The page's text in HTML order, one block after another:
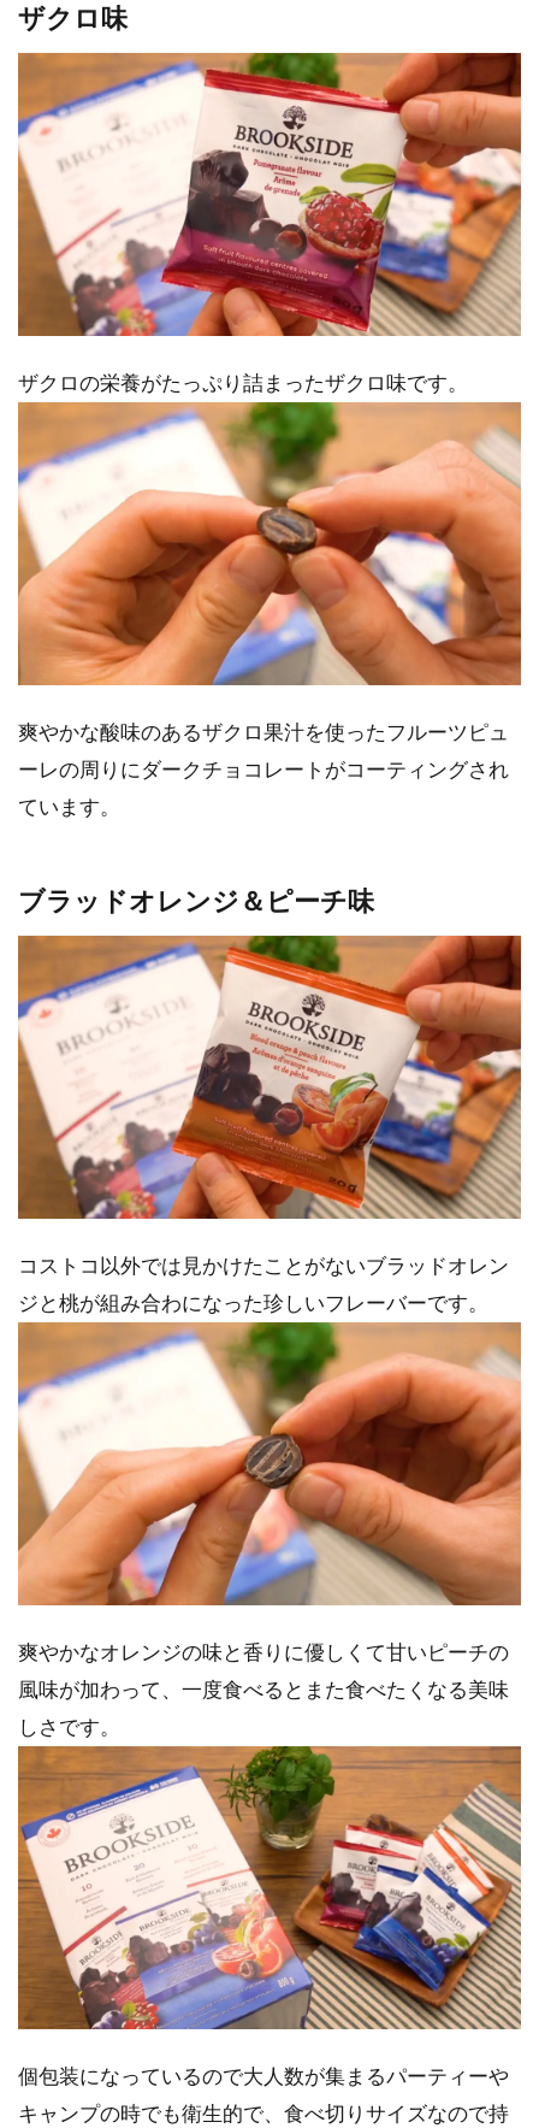
ザクロ味
ザクロの栄養がたっぷり詰まったザクロ味です。
爽やかな酸味のあるザクロ果汁を使ったフルーツピュ
ーレの周りにダークチョコレートがコーティングされ
ています。
ブラッドオレンジ＆ピーチ味
コストコ以外では見かけたことがないブラッドオレン
ジと桃が組み合わになった珍しいフレーバーです。
爽やかなオレンジの味と香りに優しくて甘いピーチの
風味が加わって、一度食べるとまた食べたくなる美味
しさです。
個包装になっているので大人数が集まるパーティーや
キャンプの時でも衛生的で、食べ切りサイズなので持